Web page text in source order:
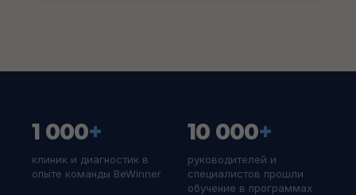
1 000+
клиник и диагностик в
опыте команды BeWinner
10 000+
руководителей и
специалистов прошли
обучение в программах